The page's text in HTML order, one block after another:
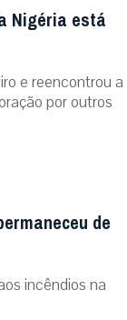
Nigéria está
e reencontrou a
por outros
de
incêndios na